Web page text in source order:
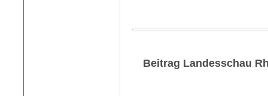
Beitrag Landesschau